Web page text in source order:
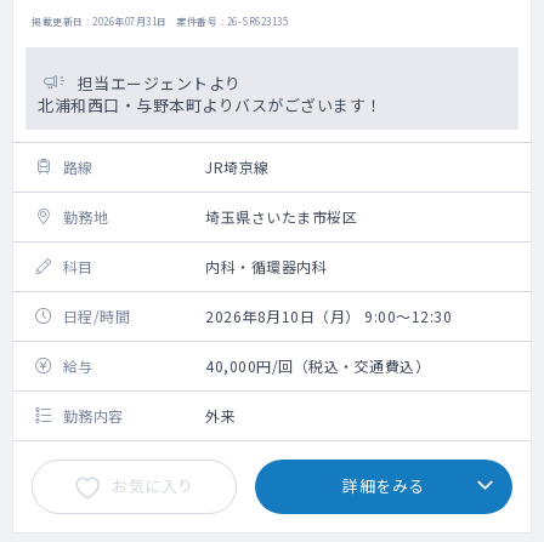
掲載更新日 : 2026年07月31日 案件番号 : 26-SR623135
担当エージェントより
北浦和西口・与野本町よりバスがございます！
路線 JR埼京線
勤務地 埼玉県さいたま市桜区
科目 内科・循環器内科
日程/時間 2026年8月10日（月） 9:00～12:30
給与 40,000円/回（税込・交通費込）
勤務内容 外来
お気に入り 詳細をみる